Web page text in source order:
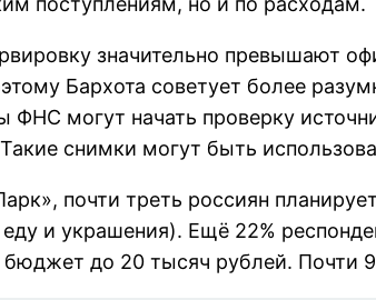
значительно превышают
Бархота советует более
ФНС могут начать проверку
Такие снимки могут быть
почти треть россиян
и украшения). Ещё 22%
бюджет до 20 тысяч рублей.